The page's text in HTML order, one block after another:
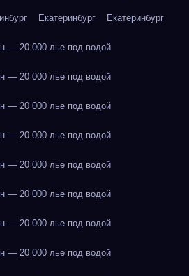
Екатеринбург Екатеринбург
— 20 000 лье под водой
— 20 000 лье под водой
— 20 000 лье под водой
— 20 000 лье под водой
— 20 000 лье под водой
— 20 000 лье под водой
— 20 000 лье под водой
— 20 000 лье под водой